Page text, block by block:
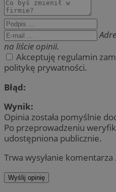
na liście opinii.
Akceptuję regulamin
politykę prywatności.
Błąd:
Wynik:
Opinia została pomyślnie
Po przeprowadzeniu
udostępniona publicznie.
Trwa wysyłanie komentarza
Wyślij opinię